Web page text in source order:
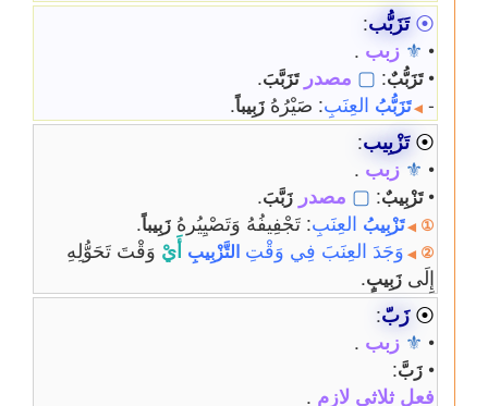
⦿ تَزَبُّب:
•
⚜ زبب .
• تَزَبُّبٌ:
▢ مصدر تَزَبَّبَ.
-
◀تَزَبُّبُالعِنَبِ: صَيْرُهُ زَبِيباً.
⦿ تَزْبِيب:
•
⚜ زبب .
• تَزْبِيبٌ:
▢ مصدر زَبَّبَ.
①
◀تَزْبِيبُالعِنَبِ: تَجْفِيفُهُ وَتَصْيِيُرهُ زَبِيباً.
②
◀ وَجَدَ العِنَبَ فِي وَقْتِ التَّزْبِيبِأَيْوَقْتَ تَحَوُّلِهِ
إِلَى زَبِيبٍ.
⦿ زَبّ:
•
⚜ زبب .
• زَبَّ:
فعل ثلاثي لازم .